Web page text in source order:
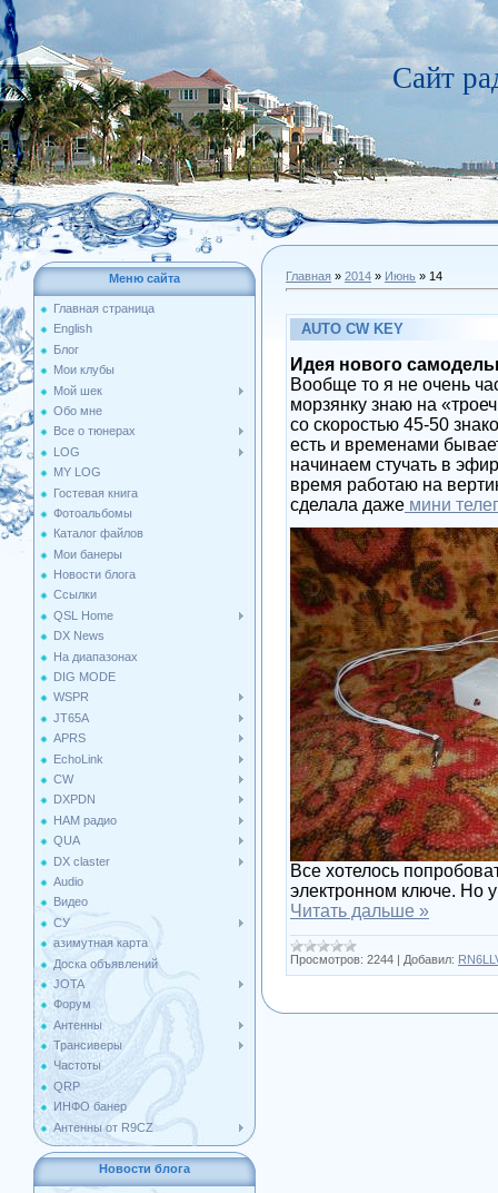
Сайт
Меню сайта
Главная страница
English
Блог
Мои клубы
Мой шек
Обо мне
Все о тюнерах
LOG
MY LOG
Гостевая книга
Фотоальбомы
Каталог файлов
Мои банеры
Новости блога
Ссылки
QSL Home
DX News
На диапазонах
DIG MODE
WSPR
JT65A
APRS
EchoLink
CW
DXPDN
HAM радио
QUA
DX claster
Audio
Видео
СУ
азимутная карта
Доска объявлений
JOTA
Форум
Антенны
Трансиверы
Частоты
QRP
ИНФО банер
Антенны от R9CZ
Новости блога
Главная » 2014 » Июнь » 14
AUTO CW KEY
Идея нового
Вообще то я не очень
морзянку знаю на
со скоростью 45-50
есть и временами
начинаем стучать в
время работаю на
сделала даже мини
Все хотелось
электронном ключе. Но
Читать дальше »
Просмотров: 2244 Добавил: